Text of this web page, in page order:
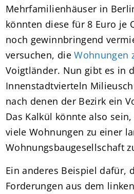
Mehrfamilienhäuser in
könnten diese für 8 Euro je
noch gewinnbringend
versuchen, dieWohnungen
Voigtländer. Nun gibt es in
Innenstadtvierteln
nach denen der Bezirk ein
Das Kalkül könnte also
viele Wohnungen zu einer
Wohnungsbaugesellschaft
Ein anderes Beispiel dafür,
Forderungen aus dem